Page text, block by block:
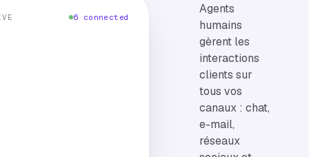
Agents
humains
gèrent les
interactions
clients sur
tous vos
canaux : chat,
e-mail,
réseaux
6 connected